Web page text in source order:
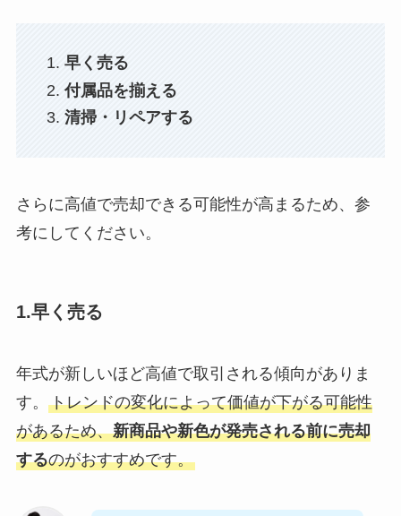
早く売る
付属品を揃える
清掃・リペアする
さらに高値で売却できる可能性が高まるため、参
考にしてください。
1.早く売る
年式が新しいほど高値で取引される傾向がありま
す。 トレンドの変化によって価値が下がる可能性
があるため、新商品や新色が発売される前に売却
するのがおすすめです。